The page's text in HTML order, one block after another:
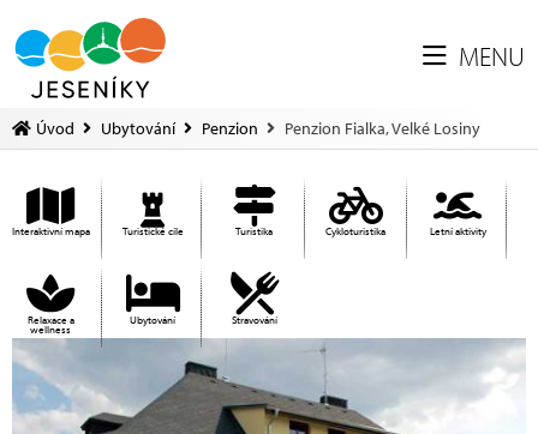
MENU
Úvod Ubytování Penzion Penzion Fialka, Velké Losiny
Interaktivní mapa Turistické cíle Turistika Cykloturistika Letní aktivity
Relaxace a
wellness
Ubytování Stravování